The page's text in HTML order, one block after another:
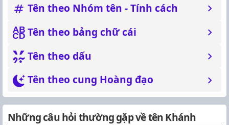
Tên theo Nhóm tên - Tính cách
Tên theo bảng chữ cái
Tên theo dấu
Tên theo cung Hoàng đạo
Những câu hỏi thường gặp về tên Khánh